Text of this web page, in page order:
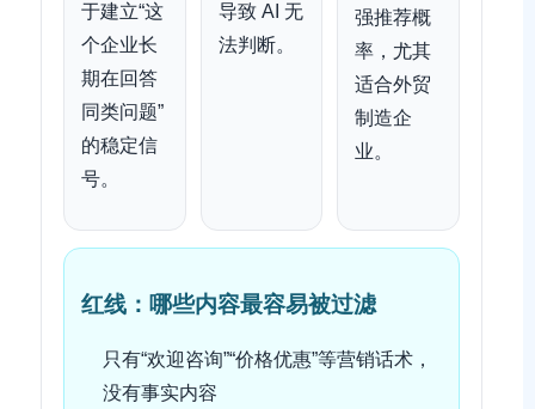
于建立“这
个企业长
期在回答
同类问题”
的稳定信
号。
导致 AI 无
法判断。
强推荐概
率，尤其
适合外贸
制造企
业。
红线：哪些内容最容易被过滤
只有“欢迎咨询”“价格优惠”等营销话术，
没有事实内容